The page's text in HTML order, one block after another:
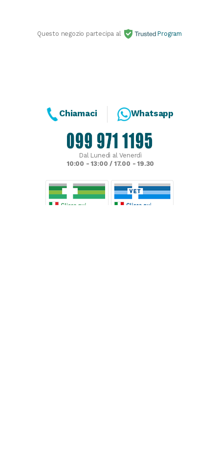
Questo negozio partecipa al Program
Chiamaci Whatsapp
Dal Lunedì al Venerdì
10:00 - 13:00 / 17.00 - 19.30